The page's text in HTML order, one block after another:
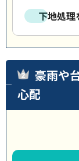
下地処理
豪雨や
心配